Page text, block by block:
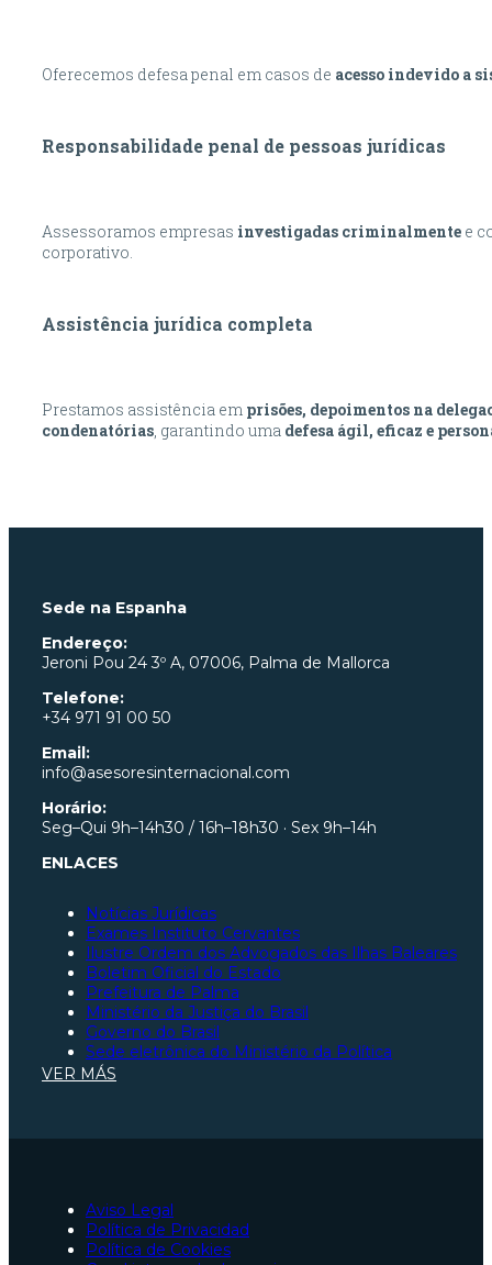
Oferecemos defesa penal em casos de acesso indevido a
Responsabilidade penal de pessoas jurídicas
Assessoramos empresas investigadas criminalmente e
corporativo.
Assistência jurídica completa
Prestamos assistência em prisões, depoimentos na
condenatórias, garantindo uma defesa ágil, eficaz e
Sede na Espanha
Endereço:
Jeroni Pou 24 3º A, 07006, Palma de Mallorca
Telefone:
+34 971 91 00 50
Email:
info@asesoresinternacional.com
Horário:
Seg–Qui 9h–14h30 / 16h–18h30 · Sex 9h–14h
ENLACES
Notícias Jurídicas
Exames Instituto Cervantes
Ilustre Ordem dos Advogados das Ilhas Baleares
Boletim Oficial do Estado
Prefeitura de Palma
Ministério da Justiça do Brasil
Governo do Brasil
Sede eletrônica do Ministério da Política
Ilustre Ordem dos Advogados de São Paulo
Ilustre Ordem dos Advogados de Saragoça
Advogados para tramitação de nacionalidade
Advogados de acidentes de trânsito em Palma
VER MÁS
Aviso Legal
Política de Privacidad
Política de Cookies